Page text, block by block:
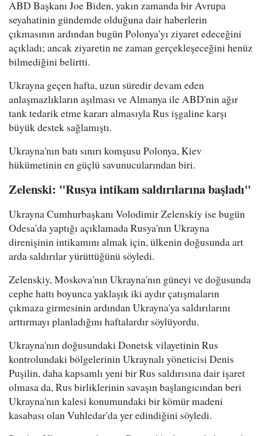
ABD Başkanı Joe Biden, yakın zamanda bir Avrupa
seyahatinin gündemde olduğuna dair haberlerin
çıkmasının ardından bugün Polonya'yı ziyaret edeceğini
açıkladı; ancak ziyaretin ne zaman gerçekleşeceğini henüz
bilmediğini belirtti.
Ukrayna geçen hafta, uzun süredir devam eden
anlaşmazlıkların aşılması ve Almanya ile ABD'nin ağır
tank tedarik etme kararı almasıyla Rus işgaline karşı
büyük destek sağlamıştı.
Ukrayna'nın batı sınırı komşusu Polonya, Kiev
hükümetinin en güçlü savunucularından biri.
Zelenski: "Rusya intikam saldırılarına başladı"
Ukrayna Cumhurbaşkanı Volodimir Zelenskiy ise bugün
Odesa'da yaptığı açıklamada Rusya'nın Ukrayna
direnişinin intikamını almak için, ülkenin doğusunda art
arda saldırılar yürüttüğünü söyledi.
Zelenskiy, Moskova'nın Ukrayna'nın güneyi ve doğusunda
cephe hattı boyunca yaklaşık iki aydır çatışmaların
çıkmaza girmesinin ardından Ukrayna'ya saldırılarını
arttırmayı planladığını haftalardır söylüyordu.
Ukrayna'nın doğusundaki Donetsk vilayetinin Rus
kontrolundaki bölgelerinin Ukraynalı yöneticisi Denis
Puşilin, daha kapsamlı yeni bir Rus saldırısına dair işaret
olmasa da, Rus birliklerinin savaşın başlangıcından beri
Ukrayna'nın kalesi konumundaki bir kömür madeni
kasabası olan Vuhledar'da yer edindiğini söyledi.